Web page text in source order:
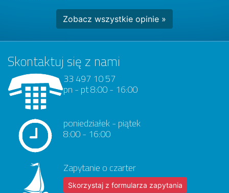
Zobacz wszystkie opinie »
Skontaktuj się z nami
33 497 10 57
pn - pt 8:00 - 16:00
poniedziałek - piątek
8:00 - 16:00
Zapytanie o czarter
Skorzystaj z formularza zapytania